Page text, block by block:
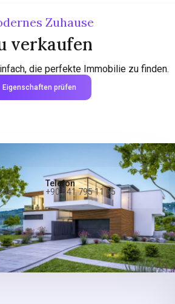
Zuhause
verkaufen
die perfekte Immobilie zu finden.
Eigenschaften prüfen
Telefon
+90 541 795 11 65